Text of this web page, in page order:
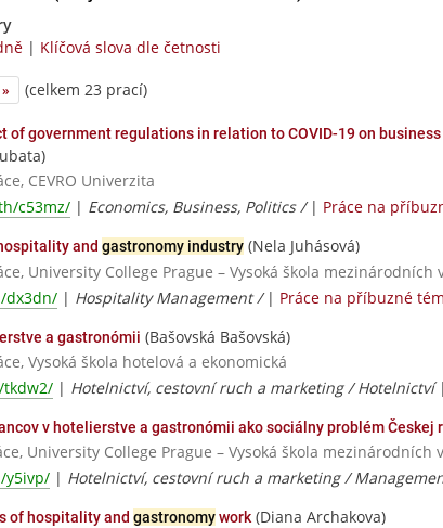
| Klíčová slova dle četnosti
» (celkem 23 prací)
of government regulations in relation to COVID-19 on
CEVRO Univerzita
c53mz/ | Economics, Business, Politics / | Práce na
and gastronomy industry (Nela Juhásová)
University College Prague – Vysoká škola
dx3dn/ | Hospitality Management / | Práce na příbuzné
a gastronómii (Bašovská Bašovská)
Vysoká škola hotelová a ekonomická
tkdw2/ | Hotelnictví, cestovní ruch a marketing / Hotelnictví|
v hotelierstve a gastronómii ako sociálny problém Českej
University College Prague – Vysoká škola mezinárodních
y5ivp/ | Hotelnictví, cestovní ruch a marketing /
of hospitality and gastronomywork(Diana Archakova)